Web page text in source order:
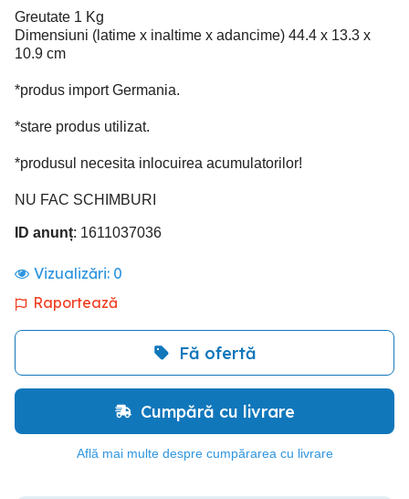
Greutate 1 Kg
Dimensiuni (latime x inaltime x adancime) 44.4 x 13.3 x
10.9 cm
*produs import Germania.
*stare produs utilizat.
*produsul necesita inlocuirea acumulatorilor!
NU FAC SCHIMBURI
ID anunț: 1611037036
Vizualizări: 0
Raportează
Fă ofertă
Cumpără cu livrare
Află mai multe despre cumpărarea cu livrare